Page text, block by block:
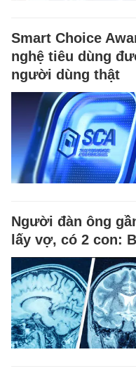
Smart Choice
nghệ tiêu dùng
người dùng thật
Người đàn ông
lấy vợ, có 2 con: